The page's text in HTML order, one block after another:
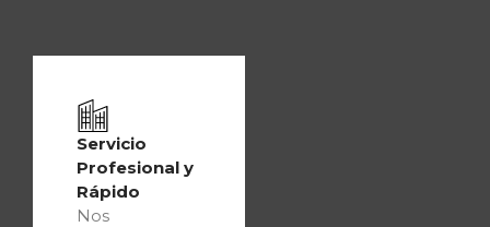
Servicio
Profesional y
Rápido
Nos